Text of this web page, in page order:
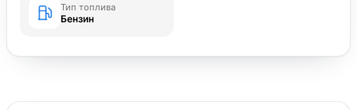
Тип топлива
Бензин